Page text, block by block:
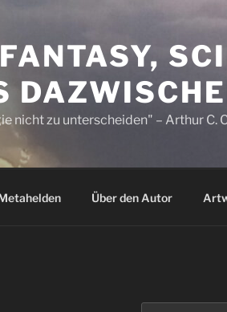
nicht zu unterscheiden" – Arthur C.
Über den Autor